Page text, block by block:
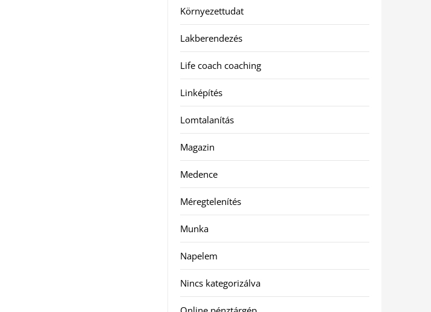
Környezettudat
Lakberendezés
Life coach coaching
Linképítés
Lomtalanítás
Magazin
Medence
Méregtelenítés
Munka
Napelem
Nincs kategorizálva